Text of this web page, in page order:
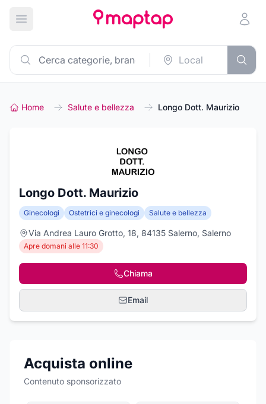
Apri menu principale
Home Salute e bellezza Longo Dott. Maurizio
Longo Dott. Maurizio
Ginecologi Ostetrici e ginecologi Salute e bellezza
Via Andrea Lauro Grotto, 18, 84135 Salerno, Salerno
Apre domani alle 11:30
Chiama
Email
Acquista online
Contenuto sponsorizzato